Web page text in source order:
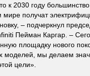
к 2030 году
мире получат
– подчеркнул
Пейман Каргар. –
площадку нового
моделей, мы делаем
цели».